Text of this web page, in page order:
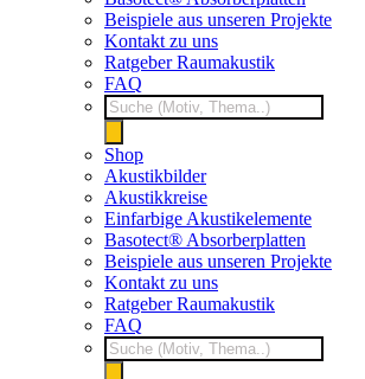
Beispiele aus unseren Projekte
Kontakt zu uns
Ratgeber Raumakustik
FAQ
Products
search
Shop
Akustikbilder
Akustikkreise
Einfarbige Akustikelemente
Basotect® Absorberplatten
Beispiele aus unseren Projekte
Kontakt zu uns
Ratgeber Raumakustik
FAQ
Products
search